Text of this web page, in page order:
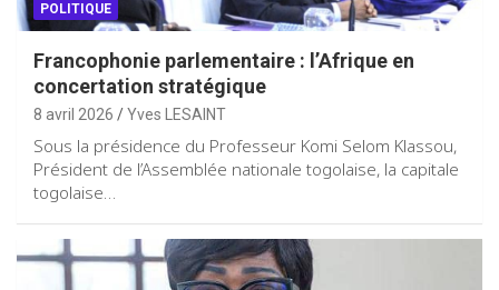
POLITIQUE
Francophonie parlementaire : l’Afrique en
concertation stratégique
8 avril 2026 Yves LESAINT
Sous la présidence du Professeur Komi Selom Klassou,
Président de l’Assemblée nationale togolaise, la capitale
togolaise…